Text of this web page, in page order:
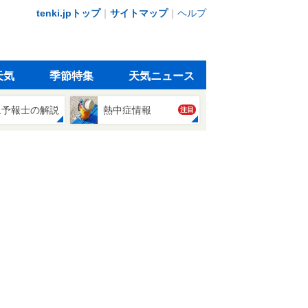
tenki.jpトップ｜ サイトマップ｜ ヘルプ
気 季節特集 天気ニュース
報士の解説 熱中症情報 注目